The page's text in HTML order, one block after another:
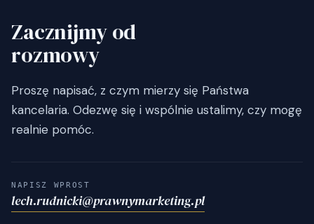
Zacznijmy od
rozmowy
Proszę napisać, z czym mierzy się Państwa
kancelaria. Odezwę się i wspólnie ustalimy, czy mogę
realnie pomóc.
NAPISZ WPROST
lech.rudnicki@prawnymarketing.pl